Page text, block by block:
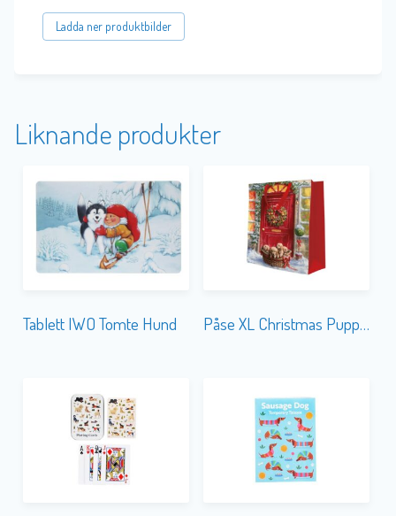
Ladda ner produktbilder
Liknande produkter
Tablett IWO Tomte Hund Påse XL Christmas Puppies